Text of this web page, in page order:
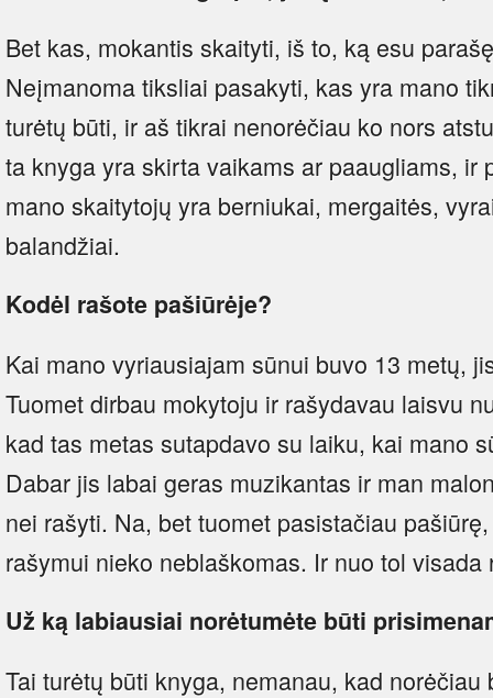
Bet kas, mokantis skaityti, iš to, ką esu
Neįmanoma tiksliai pasakyti, kas yra mano
turėtų būti, ir aš tikrai nenorėčiau ko nors
ta knyga yra skirta vaikams ar paaugliams, ir
mano skaitytojų yra berniukai, mergaitės,
balandžiai.
Kodėl rašote pašiūrėje?
Kai mano vyriausiajam sūnui buvo 13 metų,
Tuomet dirbau mokytoju ir rašydavau laisvu
kad tas metas sutapdavo su laiku, kai mano
Dabar jis labai geras muzikantas ir man
nei rašyti. Na, bet tuomet pasistačiau
rašymui nieko neblaškomas. Ir nuo tol visada
Už ką labiausiai norėtumėte būti
Tai turėtų būti knyga, nemanau, kad